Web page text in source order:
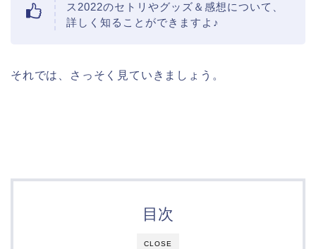
ス2022のセトリやグッズ＆感想について、
詳しく知ることができますよ♪
それでは、さっそく見ていきましょう。
CLOSE
目次